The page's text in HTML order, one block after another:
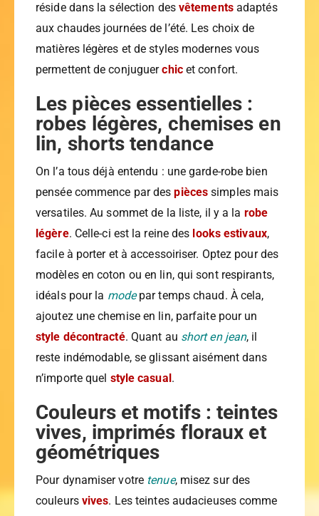
réside dans la sélection des vêtementsadaptés
aux chaudes journées de l’été. Les choix de
matières légères et de styles modernes vous
permettent de conjuguerchicet confort.
Les pièces essentielles :
robes légères, chemises en
lin, shorts tendance
On l’a tous déjà entendu : une garde-robe bien
pensée commence par despièces simples mais
versatiles. Au sommet de la liste, il y a la robe
légère. Celle-ci est la reine des looks estivaux,
facile à porter et à accessoiriser. Optez pour des
modèles en coton ou en lin, qui sont respirants,
idéals pour la modepar temps chaud. À cela,
ajoutez une chemise en lin, parfaite pour un
style décontracté. Quant au short en jean, il
reste indémodable, se glissant aisément dans
n’importe quel style casual .
Couleurs et motifs : teintes
vives, imprimés floraux et
géométriques
Pour dynamiser votre tenue, misez sur des
couleurs vives. Les teintes audacieuses comme